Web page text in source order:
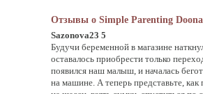
Отзывы о Simple Parenting Doona
Sazonova23 5
Будучи беременной в магазине
оставалось приобрести только
появился наш малыш, и началась
на машине. А теперь представьте,